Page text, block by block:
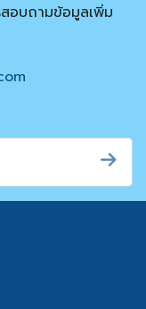
อบถามข้อมูลเพิ่ม